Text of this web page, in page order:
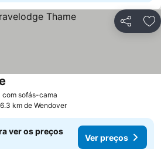
Partilhar
com sofás-cama
km de Wendover
ver os preços
Ver preços